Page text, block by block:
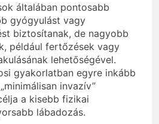
általában pontosabb
gyógyulást vagy
biztosítanak, de nagyobb
például fertőzések vagy
lehetőségével.
gyakorlatban egyre inkább
invazív”
a kisebb fizikai
lábadozás.